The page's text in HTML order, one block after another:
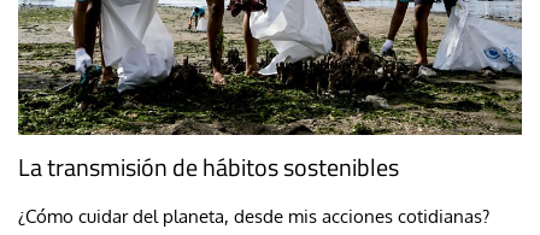
La transmisión de hábitos sostenibles
¿Cómo cuidar del planeta, desde mis acciones cotidianas?